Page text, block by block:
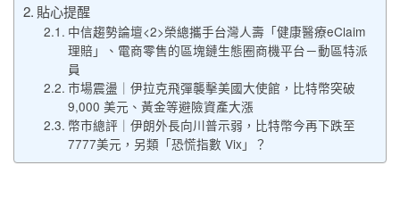
貼心提醒
中信趨勢論壇<2>榮總攜手台灣人壽「健康醫療eClaim
理賠」、電商零售的區塊鏈生態圈商機平台－動區特派
員
市場震盪｜伊拉克飛彈襲擊美國大使館，比特幣突破
9,000 美元、黃金等避險資產大漲
幣市總評｜伊朗外長向川普示弱，比特幣今再下跌至
7777美元，另類「恐慌指數 Vix」？